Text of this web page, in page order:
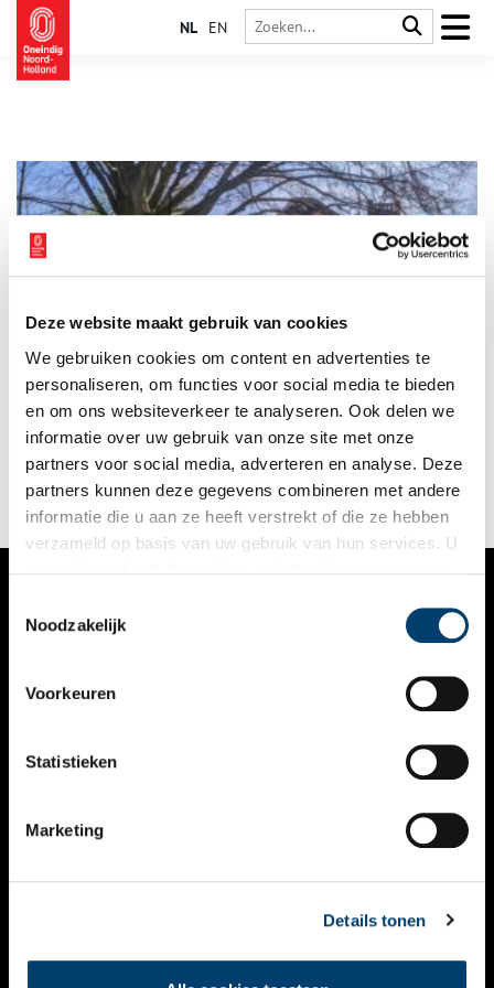
Deze website maakt gebruik van cookies
We gebruiken cookies om content en advertenties te
personaliseren, om functies voor social media te bieden
en om ons websiteverkeer te analyseren. Ook delen we
informatie over uw gebruik van onze site met onze
partners voor social media, adverteren en analyse. Deze
partners kunnen deze gegevens combineren met andere
informatie die u aan ze heeft verstrekt of die ze hebben
verzameld op basis van uw gebruik van hun services. U
Noodzakelijk
Voorkeuren
Statistieken
Marketing
Details tonen
NL EN
Kay
Middenin het stolpenlint van Twisk ligt de royale
stolpboerderij van Vok en Nel Kay. Beiden zijn grootgebracht
‘in de stolp’ en weten daardoor alles over het leven in deze
typisch Noord-Hollandse boerderij. Van hooibroei tot gierende
schoorstenen, in de piramide van de polder is altijd wat te
beleven.
VERHALEN
KALENDER
THEMA’S
VIDEO’S
CONTACT